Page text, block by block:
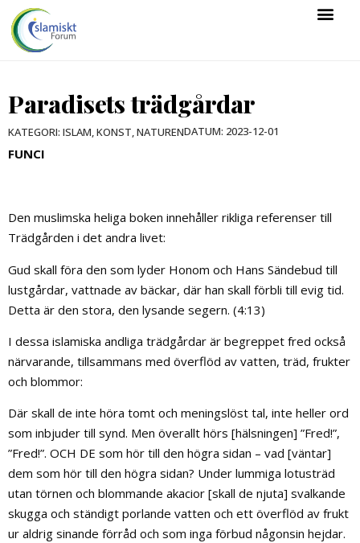
Paradisets trädgårdar
KATEGORI: ISLAM,KONST,NATURENDATUM: 2023-12-01
FUNCI
Den muslimska heliga boken innehåller rikliga referenser till
Trädgården i det andra livet:
Gud skall föra den som lyder Honom och Hans Sändebud till
lustgårdar, vattnade av bäckar, där han skall förbli till evig tid.
Detta är den stora, den lysande segern. (4:13)
I dessa islamiska andliga trädgårdar är begreppet fred också
närvarande, tillsammans med överflöd av vatten, träd, frukter
och blommor:
Där skall de inte höra tomt och meningslöst tal, inte heller ord
som inbjuder till synd. Men överallt hörs [hälsningen] ”Fred!”,
”Fred!”. OCH DE som hör till den högra sidan – vad [väntar]
dem som hör till den högra sidan? Under lummiga lotusträd
utan törnen och blommande akacior [skall de njuta] svalkande
skugga och ständigt porlande vatten och ett överflöd av frukt
ur aldrig sinande förråd och som inga förbud någonsin hejdar.